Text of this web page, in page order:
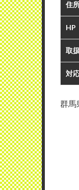
住
HP
取
対
群馬